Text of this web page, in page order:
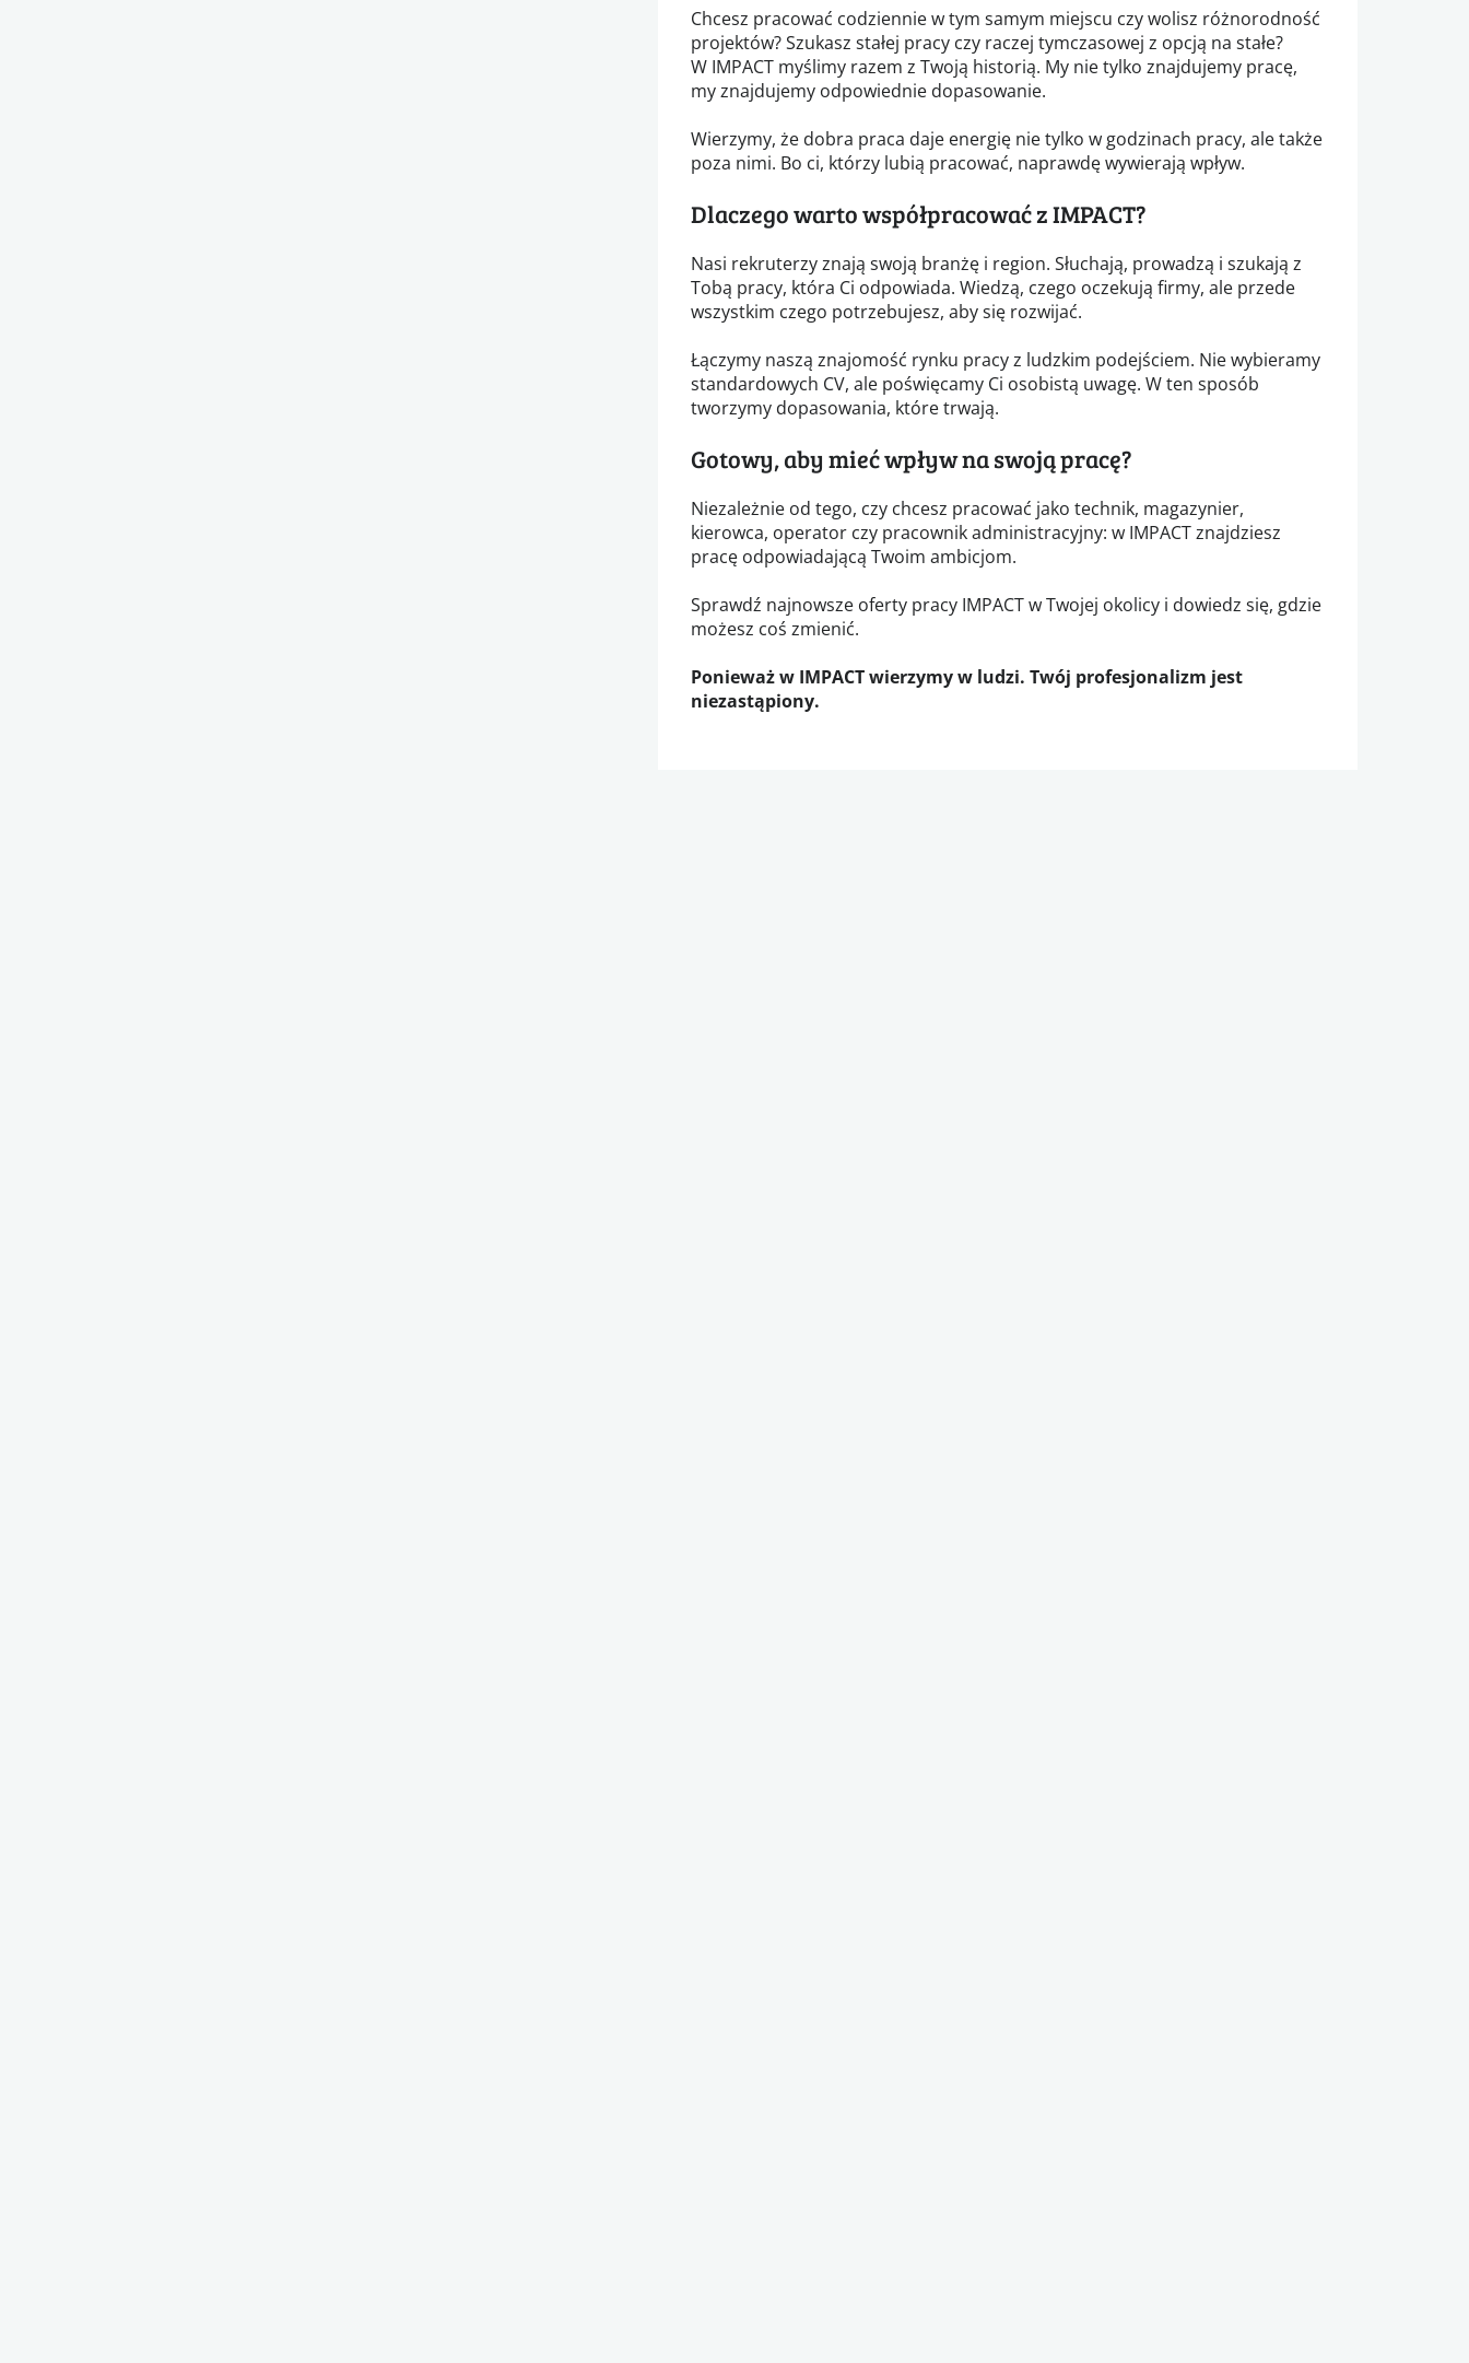
Chcesz pracować codziennie w tym samym miejscu czy wolisz różnorodność
projektów? Szukasz stałej pracy czy raczej tymczasowej z opcją na stałe?
W IMPACT myślimy razem z Twoją historią. My nie tylko znajdujemy pracę,
my znajdujemy odpowiednie dopasowanie.
Wierzymy, że dobra praca daje energię nie tylko w godzinach pracy, ale także
poza nimi. Bo ci, którzy lubią pracować, naprawdę wywierają wpływ.
Dlaczego warto współpracować z IMPACT?
Nasi rekruterzy znają swoją branżę i region. Słuchają, prowadzą i szukają z
Tobą pracy, która Ci odpowiada. Wiedzą, czego oczekują firmy, ale przede
wszystkim czego potrzebujesz, aby się rozwijać.
Łączymy naszą znajomość rynku pracy z ludzkim podejściem. Nie wybieramy
standardowych CV, ale poświęcamy Ci osobistą uwagę. W ten sposób
tworzymy dopasowania, które trwają.
Gotowy, aby mieć wpływ na swoją pracę?
Niezależnie od tego, czy chcesz pracować jako technik, magazynier,
kierowca, operator czy pracownik administracyjny: w IMPACT znajdziesz
pracę odpowiadającą Twoim ambicjom.
Sprawdź najnowsze oferty pracy IMPACT w Twojej okolicy i dowiedz się, gdzie
możesz coś zmienić.
Ponieważ w IMPACT wierzymy w ludzi. Twój profesjonalizm jest
niezastąpiony.